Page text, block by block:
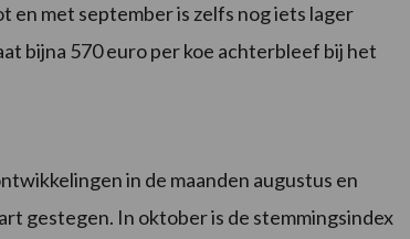
met september is zelfs nog iets lager
bijna 570 euro per koe achterbleef bij het
in de maanden augustus en
gestegen. In oktober is de stemmingsindex